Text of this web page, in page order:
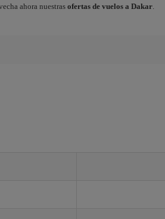
ahora nuestras ofertas de vuelos a Dakar.